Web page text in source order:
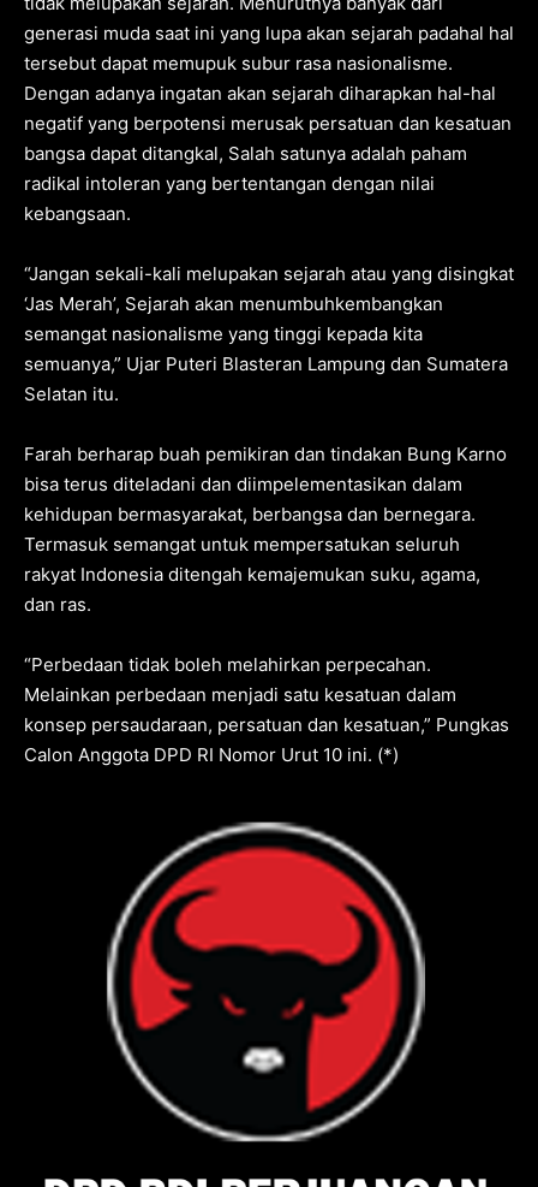
generasi muda saat ini yang lupa akan sejarah padahal hal
tersebut dapat memupuk subur rasa nasionalisme.
Dengan adanya ingatan akan sejarah diharapkan hal-hal
negatif yang berpotensi merusak persatuan dan kesatuan
bangsa dapat ditangkal, Salah satunya adalah paham
radikal intoleran yang bertentangan dengan nilai
kebangsaan.
“Jangan sekali-kali melupakan sejarah atau yang disingkat
‘Jas Merah’, Sejarah akan menumbuhkembangkan
semangat nasionalisme yang tinggi kepada kita
semuanya,” Ujar Puteri Blasteran Lampung dan Sumatera
Selatan itu.
Farah berharap buah pemikiran dan tindakan Bung Karno
bisa terus diteladani dan diimpelementasikan dalam
kehidupan bermasyarakat, berbangsa dan bernegara.
Termasuk semangat untuk mempersatukan seluruh
rakyat Indonesia ditengah kemajemukan suku, agama,
dan ras.
“Perbedaan tidak boleh melahirkan perpecahan.
Melainkan perbedaan menjadi satu kesatuan dalam
konsep persaudaraan, persatuan dan kesatuan,” Pungkas
Calon Anggota DPD RI Nomor Urut 10 ini. (*)